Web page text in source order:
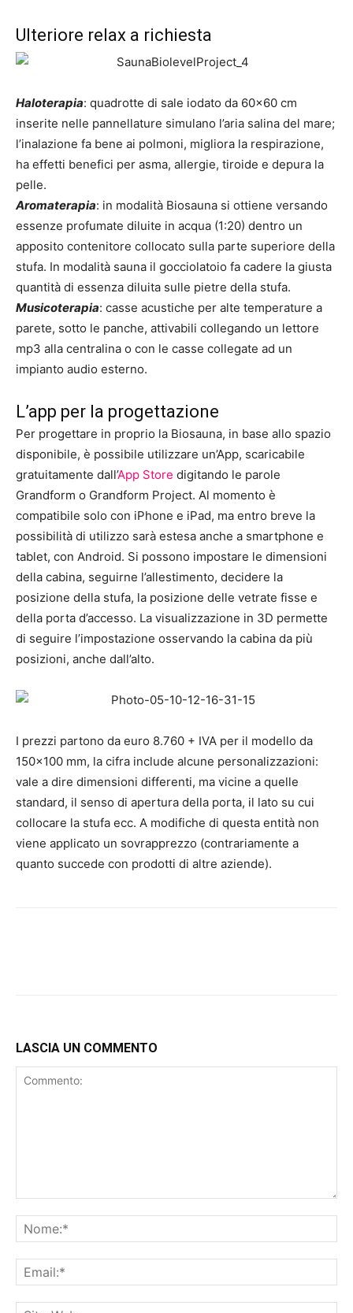
Ulteriore relax a richiesta
Haloterapia: quadrotte di sale iodato da 60×60 cm
inserite nelle pannellature simulano l’aria salina del mare;
l’inalazione fa bene ai polmoni, migliora la respirazione,
ha effetti benefici per asma, allergie, tiroide e depura la
pelle.
Aromaterapia: in modalità Biosauna si ottiene versando
essenze profumate diluite in acqua (1:20) dentro un
apposito contenitore collocato sulla parte superiore della
stufa. In modalità sauna il gocciolatoio fa cadere la giusta
quantità di essenza diluita sulle pietre della stufa.
Musicoterapia: casse acustiche per alte temperature a
parete, sotto le panche, attivabili collegando un lettore
mp3 alla centralina o con le casse collegate ad un
impianto audio esterno.
L’app per la progettazione
Per progettare in proprio la Biosauna, in base allo spazio
disponibile, è possibile utilizzare un’App, scaricabile
gratuitamente dall’App Store digitando le parole
Grandform o Grandform Project. Al momento è
compatibile solo con iPhone e iPad, ma entro breve la
possibilità di utilizzo sarà estesa anche a smartphone e
tablet, con Android. Si possono impostare le dimensioni
della cabina, seguirne l’allestimento, decidere la
posizione della stufa, la posizione delle vetrate fisse e
della porta d’accesso. La visualizzazione in 3D permette
di seguire l’impostazione osservando la cabina da più
posizioni, anche dall’alto.
I prezzi partono da euro 8.760 + IVA per il modello da
150×100 mm, la cifra include alcune personalizzazioni:
vale a dire dimensioni differenti, ma vicine a quelle
standard, il senso di apertura della porta, il lato su cui
collocare la stufa ecc. A modifiche di questa entità non
viene applicato un sovrapprezzo (contrariamente a
quanto succede con prodotti di altre aziende).
LASCIA UN COMMENTO